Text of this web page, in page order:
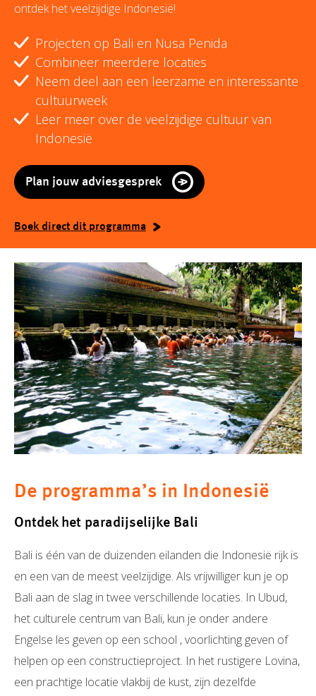
ontdek het veelzijdige Indonesië!
Projecten op Bali en Nusa Penida
Combineer meerdere locaties
Neem deel aan een leerzame en interessante
cultuurweek
Leer meer over de veelzijdige cultuur van
Indonesië
Plan jouw adviesgesprek
Boek direct dit programma
De programma’s in Indonesië
Ontdek het paradijselijke Bali
Bali is één van de duizenden eilanden die Indonesië rijk is
en een van de meest veelzijdige. Als vrijwilliger kun je op
Bali aan de slag in twee verschillende locaties. In Ubud,
het culturele centrum van Bali, kun je onder andere
Engelse les geven op een school , voorlichting geven of
helpen op een constructieproject. In het rustigere Lovina,
een prachtige locatie vlakbij de kust, zijn dezelfde